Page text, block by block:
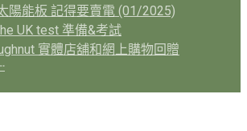
陽能板 記得要賣電 (01/2025)
UK test 準備&考試
實體店舖和網上購物回贈